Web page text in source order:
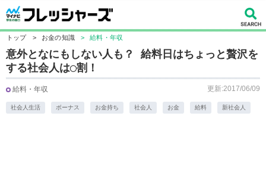
トップ > お金の知識 > 給料・年収
意外となにもしない人も？ 給料日はちょっと贅沢を
する社会人は◯割！
給料・年収 更新:2017/06/09
社会人生活 ボーナス お金持ち 社会人 お金 給料 新社会人